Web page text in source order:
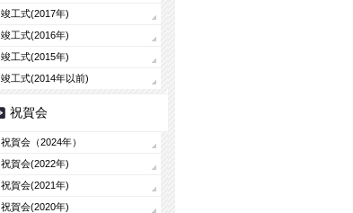
竣工式(2017年)
竣工式(2016年)
竣工式(2015年)
竣工式(2014年以前)
祝賀会
祝賀会（2024年）
祝賀会(2022年)
祝賀会(2021年)
祝賀会(2020年)